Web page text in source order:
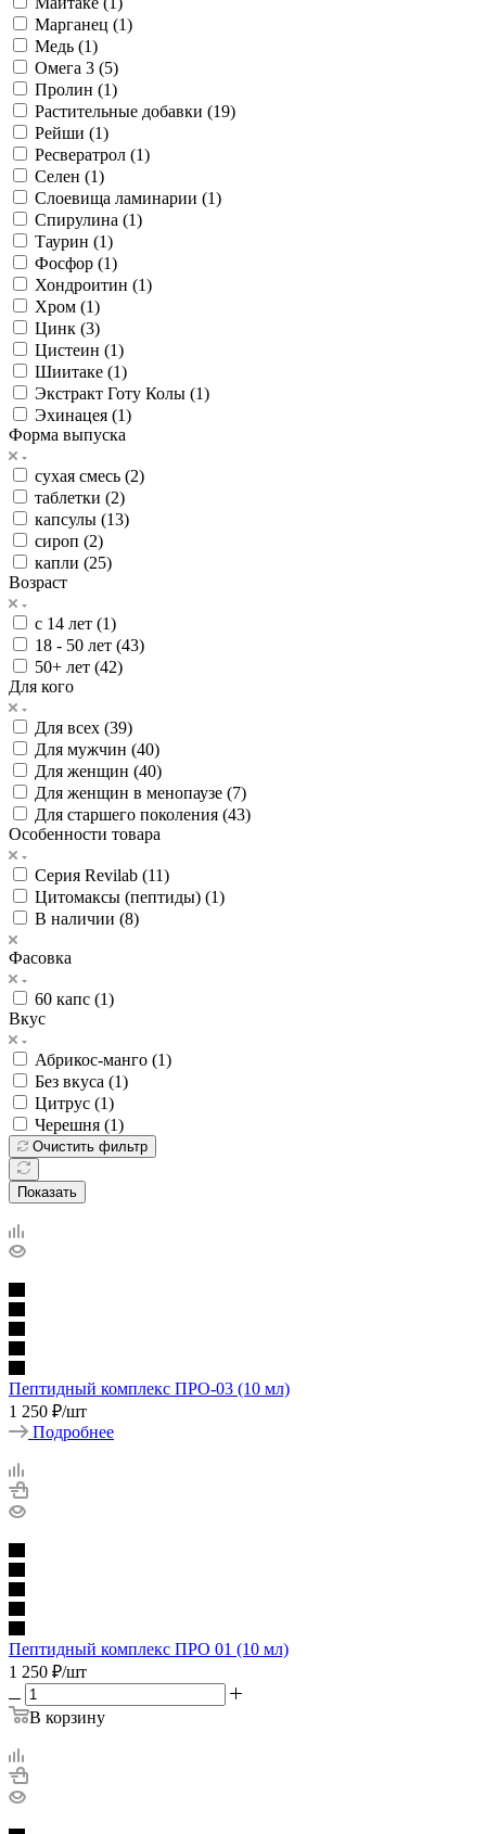
Марганец (1)
Медь (1)
Омега 3 (5)
Пролин (1)
Растительные добавки (19)
Рейши (1)
Ресвератрол (1)
Селен (1)
Слоевища ламинарии (1)
Спирулина (1)
Таурин (1)
Фосфор (1)
Хондроитин (1)
Хром (1)
Цинк (3)
Цистеин (1)
Шиитаке (1)
Экстракт Готу Колы (1)
Эхинацея (1)
Форма выпуска
сухая смесь (2)
таблетки (2)
капсулы (13)
сироп (2)
капли (25)
Возраст
с 14 лет (1)
18 - 50 лет (43)
50+ лет (42)
Для кого
Для всех (39)
Для мужчин (40)
Для женщин (40)
Для женщин в менопаузе (7)
Для старшего поколения (43)
Особенности товара
Серия Revilab (11)
Цитомаксы (пептиды) (1)
В наличии (8)
Фасовка
60 капс (1)
Вкус
Абрикос-манго (1)
Без вкуса (1)
Цитрус (1)
Черешня (1)
Очистить фильтр
Показать
Пептидный комплекс ПРО-03 (10 мл)
1 250 ₽/шт
Подробнее
Пептидный комплекс ПРО 01 (10 мл)
1 250 ₽/шт
В корзину